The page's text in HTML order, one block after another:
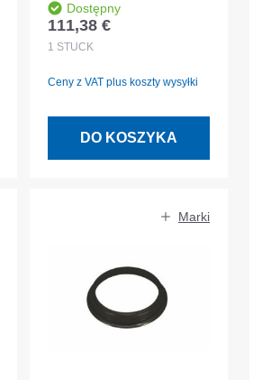
gniazdo wciskane
DN/OD200 Blue
Dostępny
Cena regularna:
111,38 €
1 STÜCK
Ceny z VAT plus koszty wysyłki
DO KOSZYKA
Marki